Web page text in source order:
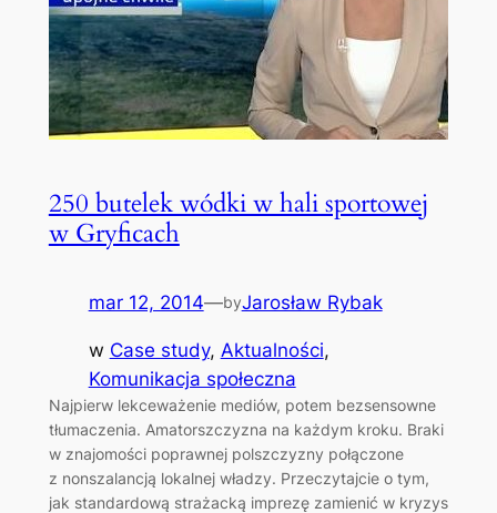
250 butelek wódki w hali sportowej
w Gryficach
mar 12, 2014—byJarosław Rybak
w Case study, Aktualności
Komunikacja społeczna
Najpierw lekceważenie mediów, potem bezsensowne
tłumaczenia. Amatorszczyzna na każdym kroku. Braki
w znajomości poprawnej polszczyzny połączone
z nonszalancją lokalnej władzy. Przeczytajcie o tym,
jak standardową strażacką imprezę zamienić w kryzys